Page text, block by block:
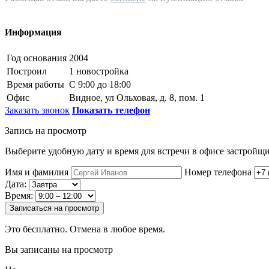
Информация
Год основания 2004
Построил
1 новостройка
Время работы С 9:00 до 18:00
Офис
Видное, ул Ольховая, д. 8, пом. 1
Заказать звонок Показать телефон
Запись на просмотр
Выберите удобную дату и время для встречи в офисе
Имя и фамилия
Номер телефона
Дата:
Время:
Записаться на просмотр
Это бесплатно. Отмена в любое время.
Вы записаны на просмотр